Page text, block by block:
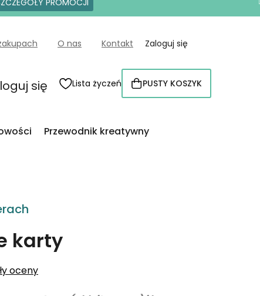
PROMOCJI
O nas Kontakt Zaloguj się
się Lista życzeń KOSZYK
PUSTY KOSZYK
Przewodnik kreatywny
karty
oceny